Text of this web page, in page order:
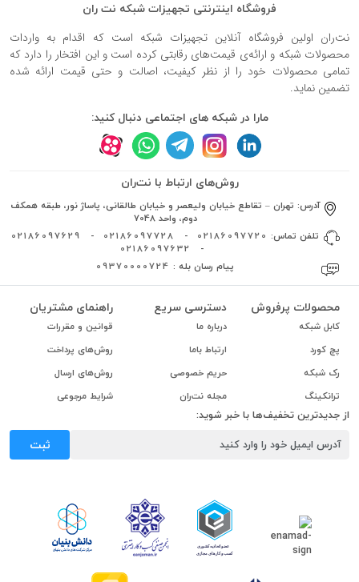
فروشگاه اینترنتی تجهیزات شبکه نت ران
نت‌ران اولین فروشگاه آنلاین تجهیزات شبکه است که اقدام به واردات
محصولات شبکه و ارائه‌ی قیمت‌های رقابتی کرده است و این افتخار را دارد که
تمامی محصولات خود را از نظر کیفیت، اصالت و حتی قیمت ارائه شده
تضمین نماید.
مارا در شبکه های اجتماعی دنبال کنید:
روش‌های ارتباط با نت‌ران
آدرس:تهران – تقاطع خیابان ولیعصر و خیابان طالقانی، پاساژ نور، طبقه همکف
دوم، واحد 7048
تلفن تماس:02186097720
02186097728
02186097629
02186097632
پیام رسان بله : 09370000724
محصولات پرفروش
کابل شبکه
پچ کورد
رک شبکه
ترانکینگ
دسترسی سریع
درباره ما
ارتباط باما
حریم خصوصی
مجله نت‌ران
راهنمای مشتریان
قوانین و مقررات
روش‌های پرداخت
روش‌های ارسال
شرایط مرجوعی
از جدیدترین تخفیف‌ها با خبر شوید:
ثبت